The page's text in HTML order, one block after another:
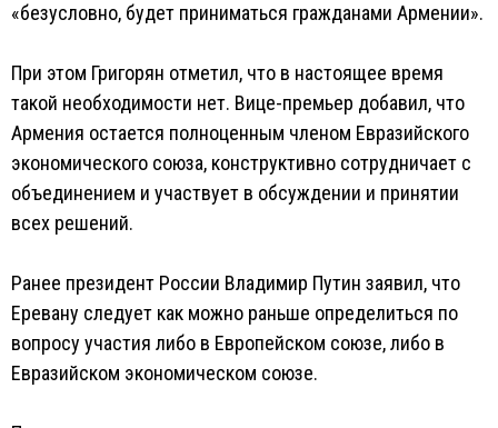
«безусловно, будет приниматься гражданами Армении».
При этом Григорян отметил, что в настоящее время
такой необходимости нет. Вице-премьер добавил, что
Армения остается полноценным членом Евразийского
экономического союза, конструктивно сотрудничает с
объединением и участвует в обсуждении и принятии
всех решений.
Ранее президент России Владимир Путин заявил, что
Еревану следует как можно раньше определиться по
вопросу участия либо в Европейском союзе, либо в
Евразийском экономическом союзе.